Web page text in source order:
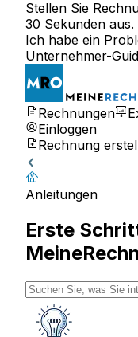
Stellen Sie
30 Sekunden aus.
Ich habe ein
Unternehmer-
Rechnungen
Einloggen
Rechnung
Anleitungen
Erste